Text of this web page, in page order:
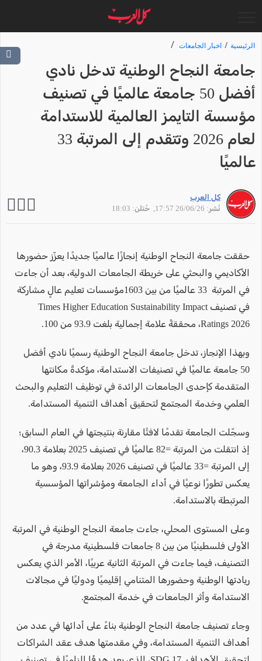
الرئيسية اخبار الجامعات
جامعة النجاح الوطنية تدخل نادي
أفضل 50 جامعة عالميًا في تصنيف
مؤسسة التايمز العالمية للاستدامة
لعام 2026 وتتقدم إلى المرتبة 33
عالميًا
كل العرب
نُشر: 26/06/26 17:57
, حُتلن: 18:03
حققت جامعة النجاح الوطنية إنجازًا عالميًا جديدًا يعزّز حضورها
الأكاديمي والبحثي على خريطة الجامعات الدولية، بعد أن جاءت
في المرتبة 33 عالميًا من بين 1603مؤسسات تعليم عالٍ مشاركة
في تصنيف Times Higher Education Sustainability Impact
Ratings 2026، محققةً علامة إجمالية بلغت 93.9 من 100.
وبهذا الإنجاز، تدخل جامعة النجاح الوطنية رسميًا نادي أفضل
50 جامعة عالميًا في تصنيفات الاستدامة، مؤكدةً مكانتها
المتقدمة كإحدى الجامعات الرائدة في توظيف التعليم والبحث
العلمي وخدمة المجتمع لتحقيق أهداف التنمية المستدامة.
وسجّلت الجامعة تقدمًا لافتًا مقارنة بنتيجتها في العام السابق؛
إذ انتقلت من المرتبة =82 عالميًا في تصنيف 2025 بعلامة 90.3،
إلى المرتبة =33 عالميًا في تصنيف 2026 بعلامة 93.9، وهو ما
يعكس تطورًا نوعيًا في أداء الجامعة ومؤشراتها المؤسسية
المرتبطة بالاستدامة.
وعلى المستوى المحلي، جاءت جامعة النجاح الوطنية في المرتبة
الأولى فلسطينيًا من بين 8 جامعات فلسطينية مدرجة في
التصنيف، فيما جاءت في المرتبة الثانية عربيًا، الأمر الذي يعكس
ريادتها الوطنية وحضورها المتنامي إقليميًا ودوليًا في مجالات
الاستدامة وأثر الجامعات في خدمة المجتمع.
وجاء تصنيف جامعة النجاح الوطنية بناءً على أدائها في عدد من
أهداف التنمية المستدامة، وفي مقدمتها هدف عقد الشراكات